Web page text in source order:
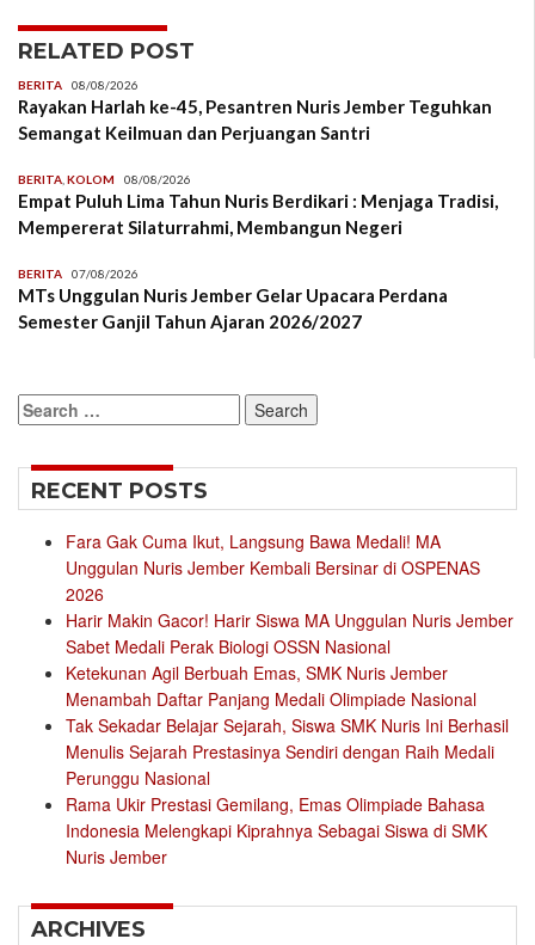
RELATED POST
BERITA 08/08/2026
Rayakan Harlah ke-45, Pesantren Nuris Jember Teguhkan
Semangat Keilmuan dan Perjuangan Santri
BERITA KOLOM 08/08/2026
Empat Puluh Lima Tahun Nuris Berdikari : Menjaga Tradisi,
Mempererat Silaturrahmi, Membangun Negeri
BERITA 07/08/2026
MTs Unggulan Nuris Jember Gelar Upacara Perdana
Semester Ganjil Tahun Ajaran 2026/2027
Search
for:
RECENT POSTS
Fara Gak Cuma Ikut, Langsung Bawa Medali! MA
Unggulan Nuris Jember Kembali Bersinar di OSPENAS
2026
Harir Makin Gacor! Harir Siswa MA Unggulan Nuris Jember
Sabet Medali Perak Biologi OSSN Nasional
Ketekunan Agil Berbuah Emas, SMK Nuris Jember
Menambah Daftar Panjang Medali Olimpiade Nasional
Tak Sekadar Belajar Sejarah, Siswa SMK Nuris Ini Berhasil
Menulis Sejarah Prestasinya Sendiri dengan Raih Medali
Perunggu Nasional
Rama Ukir Prestasi Gemilang, Emas Olimpiade Bahasa
Indonesia Melengkapi Kiprahnya Sebagai Siswa di SMK
Nuris Jember
ARCHIVES